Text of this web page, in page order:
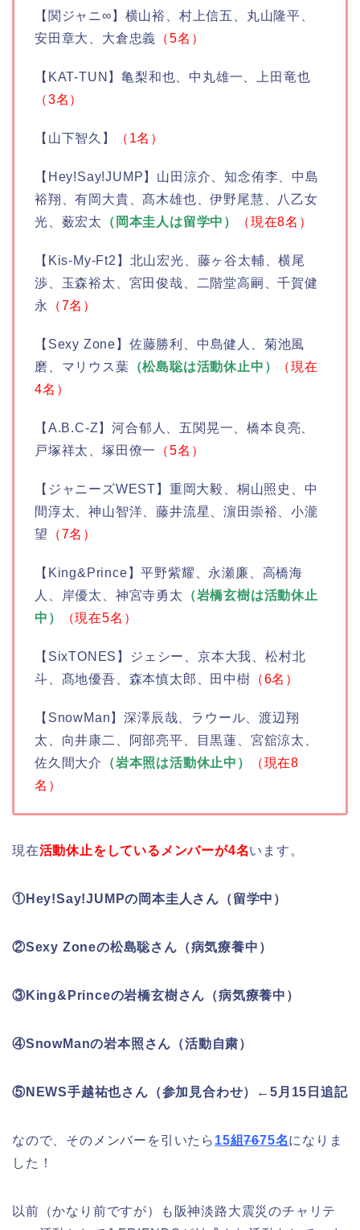
【関ジャニ∞】横山裕、村上信五、丸山隆平、
安田章大、大倉忠義 （5名）
【KAT-TUN】亀梨和也、中丸雄一、上田竜也
（3名）
【山下智久】 （1名）
【Hey!Say!JUMP】山田涼介、知念侑李、中島
裕翔、有岡大貴、髙木雄也、伊野尾慧、八乙女
光、薮宏太
（岡本圭人は留学中） （現在8名）
【Kis-My-Ft2】北山宏光、藤ヶ谷太輔、横尾
渉、玉森裕太、宮田俊哉、二階堂高嗣、千賀健
永
（7名）
【Sexy Zone】佐藤勝利、中島健人、菊池風
磨、マリウス葉 （松島聡は活動休止中）
（現在
4名）
【A.B.C-Z】河合郁人、五関晃一、橋本良亮、
戸塚祥太、塚田僚一
（5名）
【ジャニーズWEST】重岡大毅、桐山照史、中
間淳太、神山智洋、藤井流星、濵田崇裕、小瀧
望
（7名）
【King&Prince】平野紫耀、永瀬廉、高橋海
人、岸優太、神宮寺勇太
（岩橋玄樹は活動休止
中）
（現在5名）
【SixTONES】ジェシー、京本大我、松村北
斗、髙地優吾、森本慎太郎、田中樹 （6名）
【SnowMan】深澤辰哉、ラウール、渡辺翔
太、向井康二、阿部亮平、目黒蓮、宮舘涼太、
佐久間大介
（岩本照は活動休止中）
（現在8
名）
現在活動休止をしているメンバーが4名います。
①Hey!Say!JUMPの岡本圭人さん（留学中）
②Sexy Zoneの松島聡さん（病気療養中）
③King&Princeの岩橋玄樹さん（病気療養中）
④SnowManの岩本照さん（活動自粛）
⑤NEWS手越祐也さん（参加見合わせ）←5月15日追記
なので、そのメンバーを引いたら 15組7675名になりま
した！
以前（かなり前ですが）も阪神淡路大震災のチャリテ